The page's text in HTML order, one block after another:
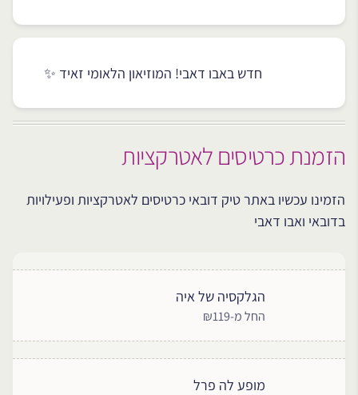
חדש באבו דאבי! המוזיאון הלאומי זאיד ✨
הזמנת כרטיסים לאטרקציות
הזמינו עכשיו באתר טיק דובאי כרטיסים לאטרקציות ופעילויות
בדובאי ואבו דאבי
הגלקסיה של איה
החל מ-₪119
מופע לה פרל